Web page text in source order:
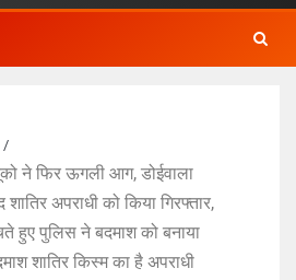
ने फिर ऊगली आग, डोईवाला
अपराधी को किया गिरफ्तार,
हुए पुलिस ने बदमाश को बनाया
शातिर किस्म का है अपराधी